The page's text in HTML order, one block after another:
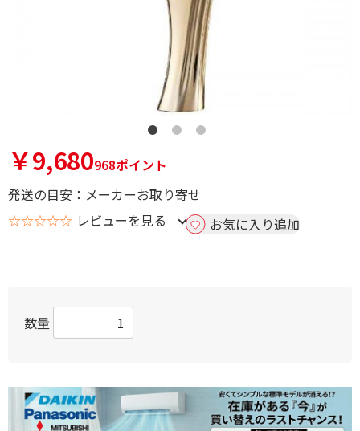
￥9,680968ポイント
発送の目安：メーカーお取り寄せ
☆☆☆☆☆ レビューを見る お気に入り追加
数量